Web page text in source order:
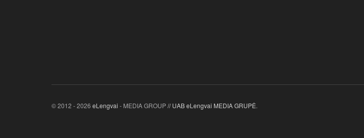
© 2012 - 2026 eLengvai - MEDIA GROUP// UAB eLengvai MEDIA GRUPĖ.